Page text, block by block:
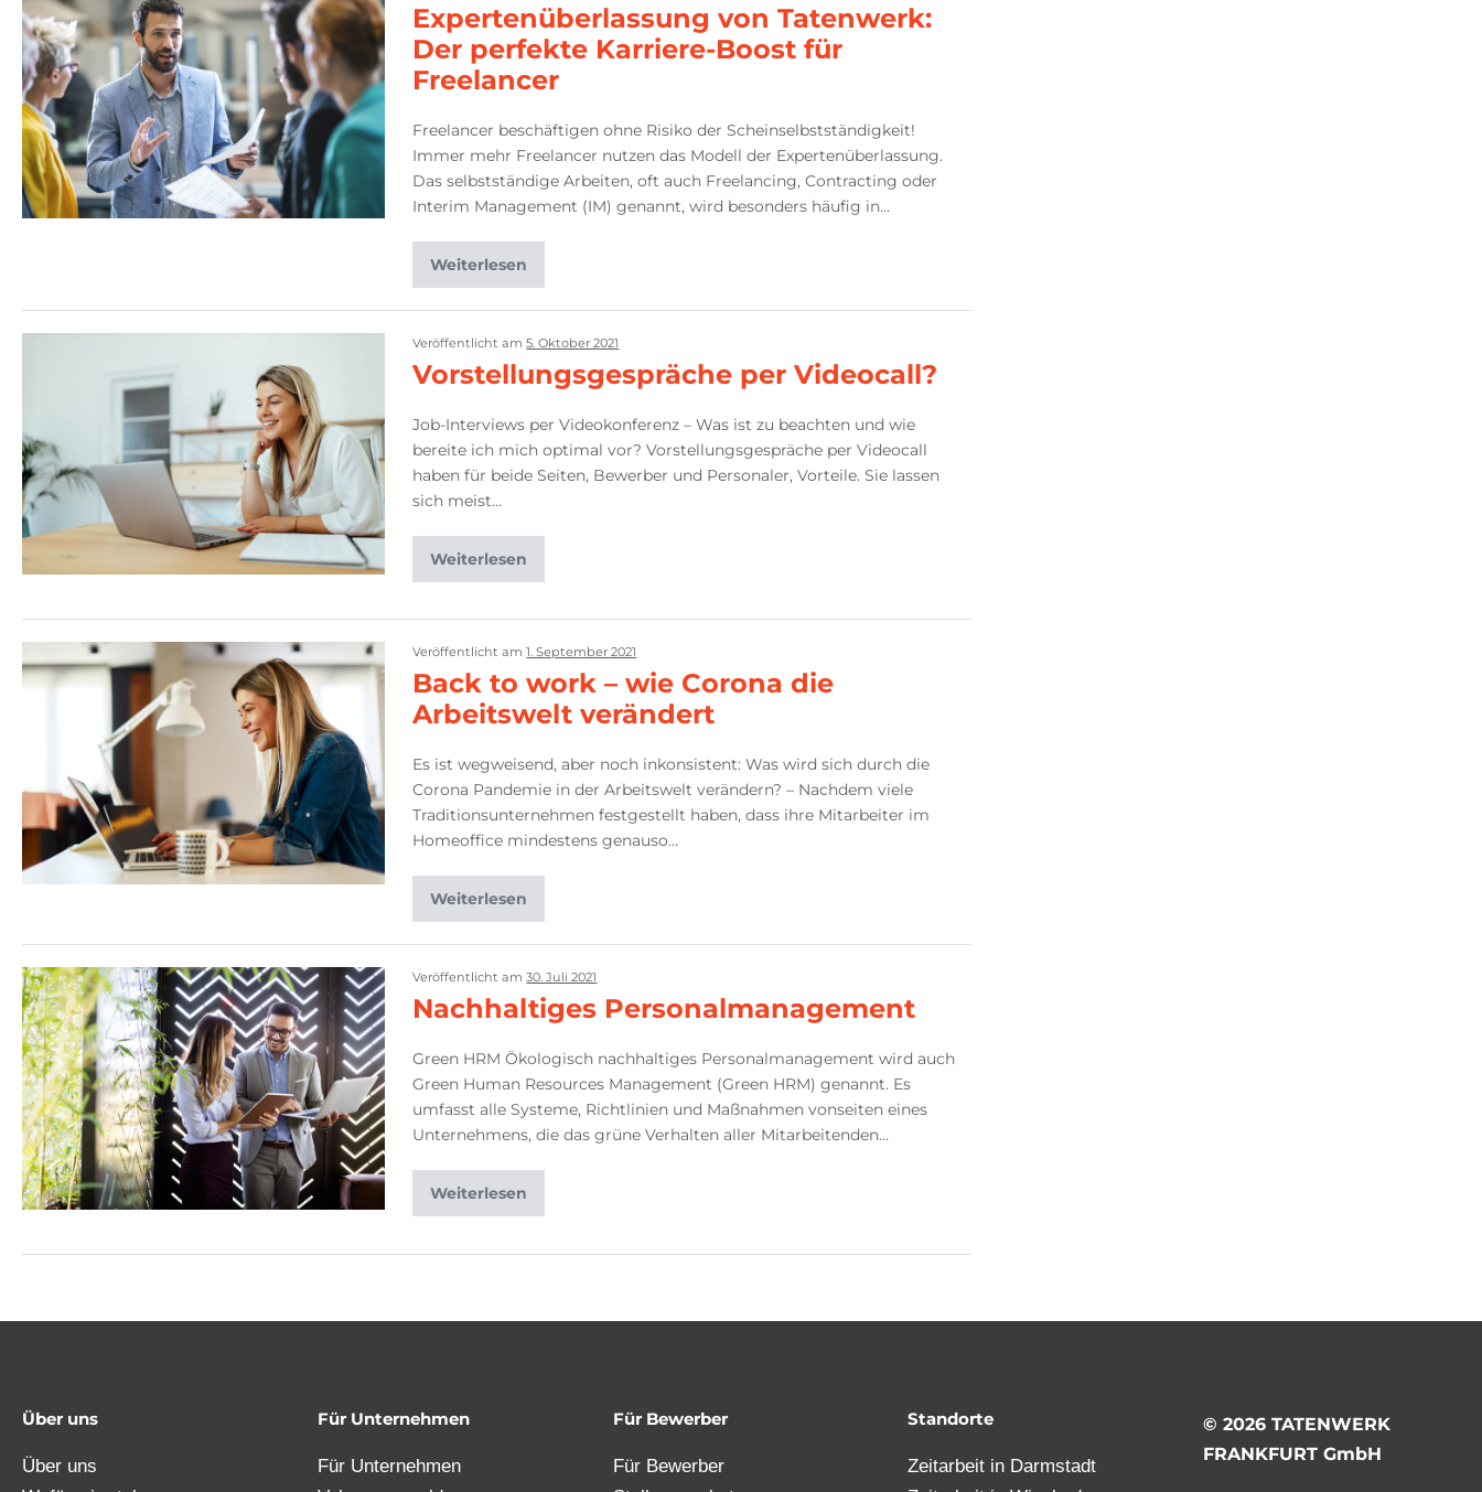
Expertenüberlassung von Tatenwerk:
Der perfekte Karriere-Boost für
Freelancer
Freelancer beschäftigen ohne Risiko der Scheinselbstständigkeit!
Immer mehr Freelancer nutzen das Modell der Expertenüberlassung.
Das selbstständige Arbeiten, oft auch Freelancing, Contracting oder
Interim Management (IM) genannt, wird besonders häufig in…
Weiterlesen
Veröffentlicht am 5. Oktober 2021
Vorstellungsgespräche per Videocall?
Job-Interviews per Videokonferenz – Was ist zu beachten und wie
bereite ich mich optimal vor? Vorstellungsgespräche per Videocall
haben für beide Seiten, Bewerber und Personaler, Vorteile. Sie lassen
sich meist…
Weiterlesen
Veröffentlicht am 1. September 2021
Back to work – wie Corona die
Arbeitswelt verändert
Es ist wegweisend, aber noch inkonsistent: Was wird sich durch die
Corona Pandemie in der Arbeitswelt verändern? – Nachdem viele
Traditionsunternehmen festgestellt haben, dass ihre Mitarbeiter im
Homeoffice mindestens genauso…
Weiterlesen
Veröffentlicht am 30. Juli 2021
Nachhaltiges Personalmanagement
Green HRM Ökologisch nachhaltiges Personalmanagement wird auch
Green Human Resources Management (Green HRM) genannt. Es
umfasst alle Systeme, Richtlinien und Maßnahmen vonseiten eines
Unternehmens, die das grüne Verhalten aller Mitarbeitenden…
Weiterlesen
Über uns
Über uns
Für Unternehmen
Für Unternehmen
Für Bewerber
Für Bewerber
Standorte
Zeitarbeit in Darmstadt
© 2026 TATENWERK
FRANKFURT GmbH